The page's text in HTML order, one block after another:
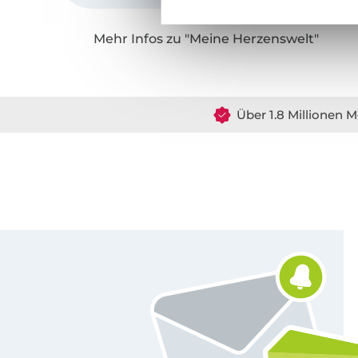
Mehr Infos zu "Meine Herzenswelt"
Über 1.8 Millionen